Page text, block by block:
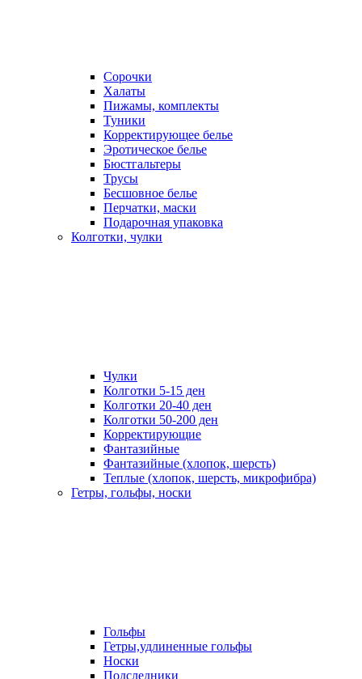
Сорочки
Халаты
Пижамы, комплекты
Туники
Корректирующее белье
Эротическое белье
Бюстгальтеры
Трусы
Бесшовное белье
Перчатки, маски
Подарочная упаковка
Колготки, чулки
Чулки
Колготки 5-15 ден
Колготки 20-40 ден
Колготки 50-200 ден
Корректирующие
Фантазийные
Фантазийные (хлопок, шерсть)
Теплые (хлопок, шерсть, микрофибра)
Гетры, гольфы, носки
Гольфы
Гетры,удлиненные гольфы
Носки
Подследники